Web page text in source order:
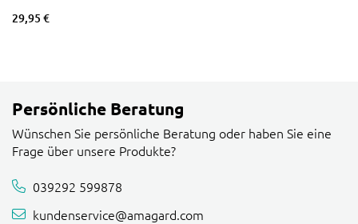
29,95 €
Persönliche Beratung
Wünschen Sie persönliche Beratung oder haben Sie eine
Frage über unsere Produkte?
039292 599878
kundenservice@amagard.com